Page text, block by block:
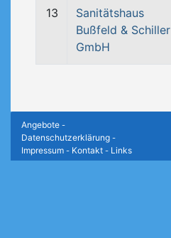
13
Sanitätshaus
Bußfeld & Schiller
GmbH
Angebote -
Datenschutzerklärung -
Impressum - Kontakt - Links